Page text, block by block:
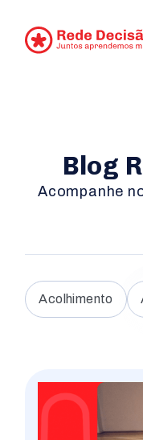
Blog
Acompanhe
Acolhimento